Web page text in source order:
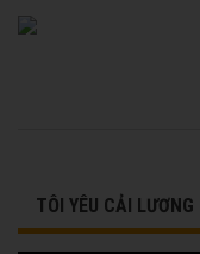
TÔI YÊU CẢI LƯƠNG